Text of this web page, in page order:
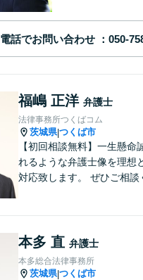
電話でお問い合わせ
福嶋 正洋 弁護士
法律事務所つくばコム
茨城県|つくば市
【初回相談無料】一生懸
れるような弁護士像を理想
対応致します。 ぜひご相談
本多 直 弁護士
本多総合法律事務所
茨城県|つくば市